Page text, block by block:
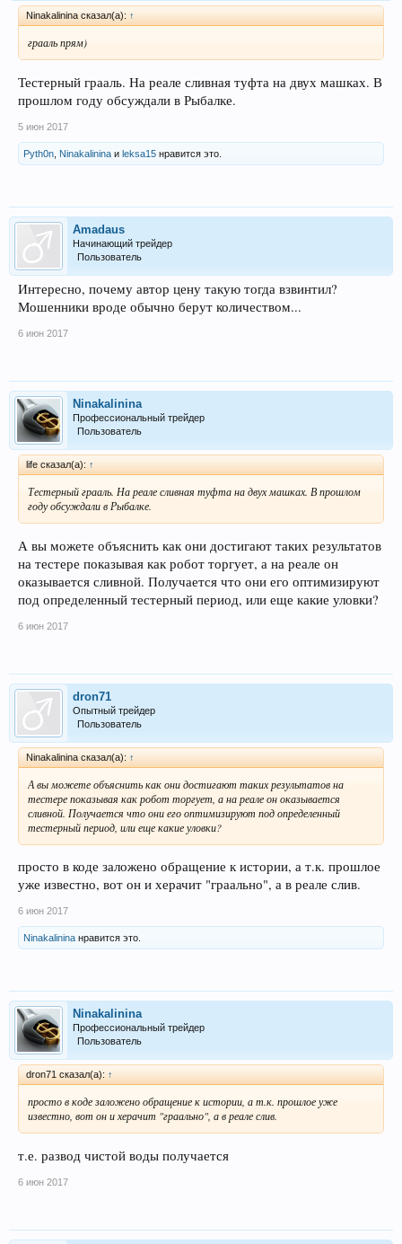
Ninakalinina сказал(а): ↑
грааль прям)
Тестерный грааль. На реале сливная туфта на двух машках. В
прошлом году обсуждали в Рыбалке.
5 июн 2017
Pyth0n Ninakalinina и leksa15 нравится это.
Amadaus
Начинающий трейдер
Пользователь
Интересно, почему автор цену такую тогда взвинтил?
Мошенники вроде обычно берут количеством...
6 июн 2017
Ninakalinina
Профессиональный трейдер
Пользователь
life сказал(а): ↑
Тестерный грааль. На реале сливная туфта на двух машках. В прошлом
году обсуждали в Рыбалке.
А вы можете объяснить как они достигают таких результатов
на тестере показывая как робот торгует, а на реале он
оказывается сливной. Получается что они его оптимизируют
под определенный тестерный период, или еще какие уловки?
6 июн 2017
dron71
Опытный трейдер
Пользователь
Ninakalinina сказал(а): ↑
А вы можете объяснить как они достигают таких результатов на
тестере показывая как робот торгует, а на реале он оказывается
сливной. Получается что они его оптимизируют под определенный
тестерный период, или еще какие уловки?
просто в коде заложено обращение к истории, а т.к. прошлое
уже известно, вот он и херачит "граально", а в реале слив.
6 июн 2017
Ninakalinina нравится это.
Ninakalinina
Профессиональный трейдер
Пользователь
dron71 сказал(а): ↑
просто в коде заложено обращение к истории, а т.к. прошлое уже
известно, вот он и херачит "граально", а в реале слив.
т.е. развод чистой воды получается
6 июн 2017